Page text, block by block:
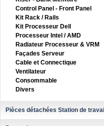
Control Panel - Front Panel
Kit Rack / Rails
Kit Processeur Dell
Processeur Intel / AMD
Radiateur Processeur & VRM
Façades Serveur
Cable et Connectique
Ventilateur
Consommable
Divers
Pièces détachées Station de travail